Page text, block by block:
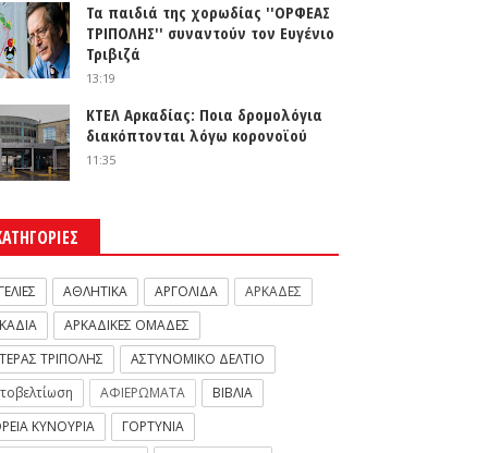
Τα παιδιά της χορωδίας ''ΟΡΦΕΑΣ
ΤΡΙΠΟΛΗΣ'' συναντούν τον Ευγένιο
Τριβιζά
13:19
ΚΤΕΛ Αρκαδίας: Ποια δρομολόγια
διακόπτονται λόγω κορονοϊού
11:35
ΑΘΛΗΤΙΚΑ ΑΡΓΟΛΙΔΑ
ΑΡΚΑΔΕΣ
ΑΡΚΑΔΙΚΕΣ ΟΜΑΔΕΣ
ΤΡΙΠΟΛΗΣ
ΑΣΤΥΝΟΜΙΚΟ ΔΕΛΤΙΟ
ΑΦΙΕΡΩΜΑΤΑ
ΒΙΒΛΙΑ
ΚΥΝΟΥΡΙΑ
ΓΟΡΤΥΝΙΑ